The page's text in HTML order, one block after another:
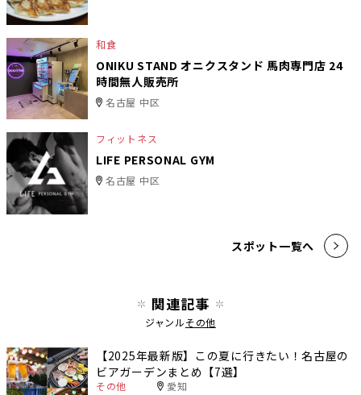
和食
ONIKU STAND オニクスタンド 馬肉専門店 24
時間無人販売所
名古屋 中区
フィットネス
LIFE PERSONAL GYM
名古屋 中区
スポット一覧へ
関連記事
ジャンルその他
【2025年最新版】この夏に行きたい！名古屋の
ビアガーデンまとめ【7選】
その他 愛知